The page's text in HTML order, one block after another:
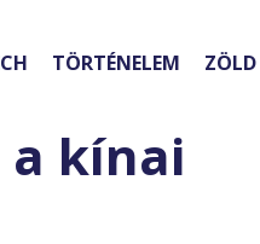
TÖRTÉNELEM ZÖLD
a kínai